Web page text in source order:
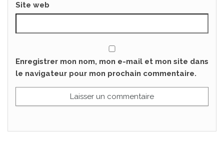
Site web
Enregistrer mon nom, mon e-mail et mon site dans
le navigateur pour mon prochain commentaire.